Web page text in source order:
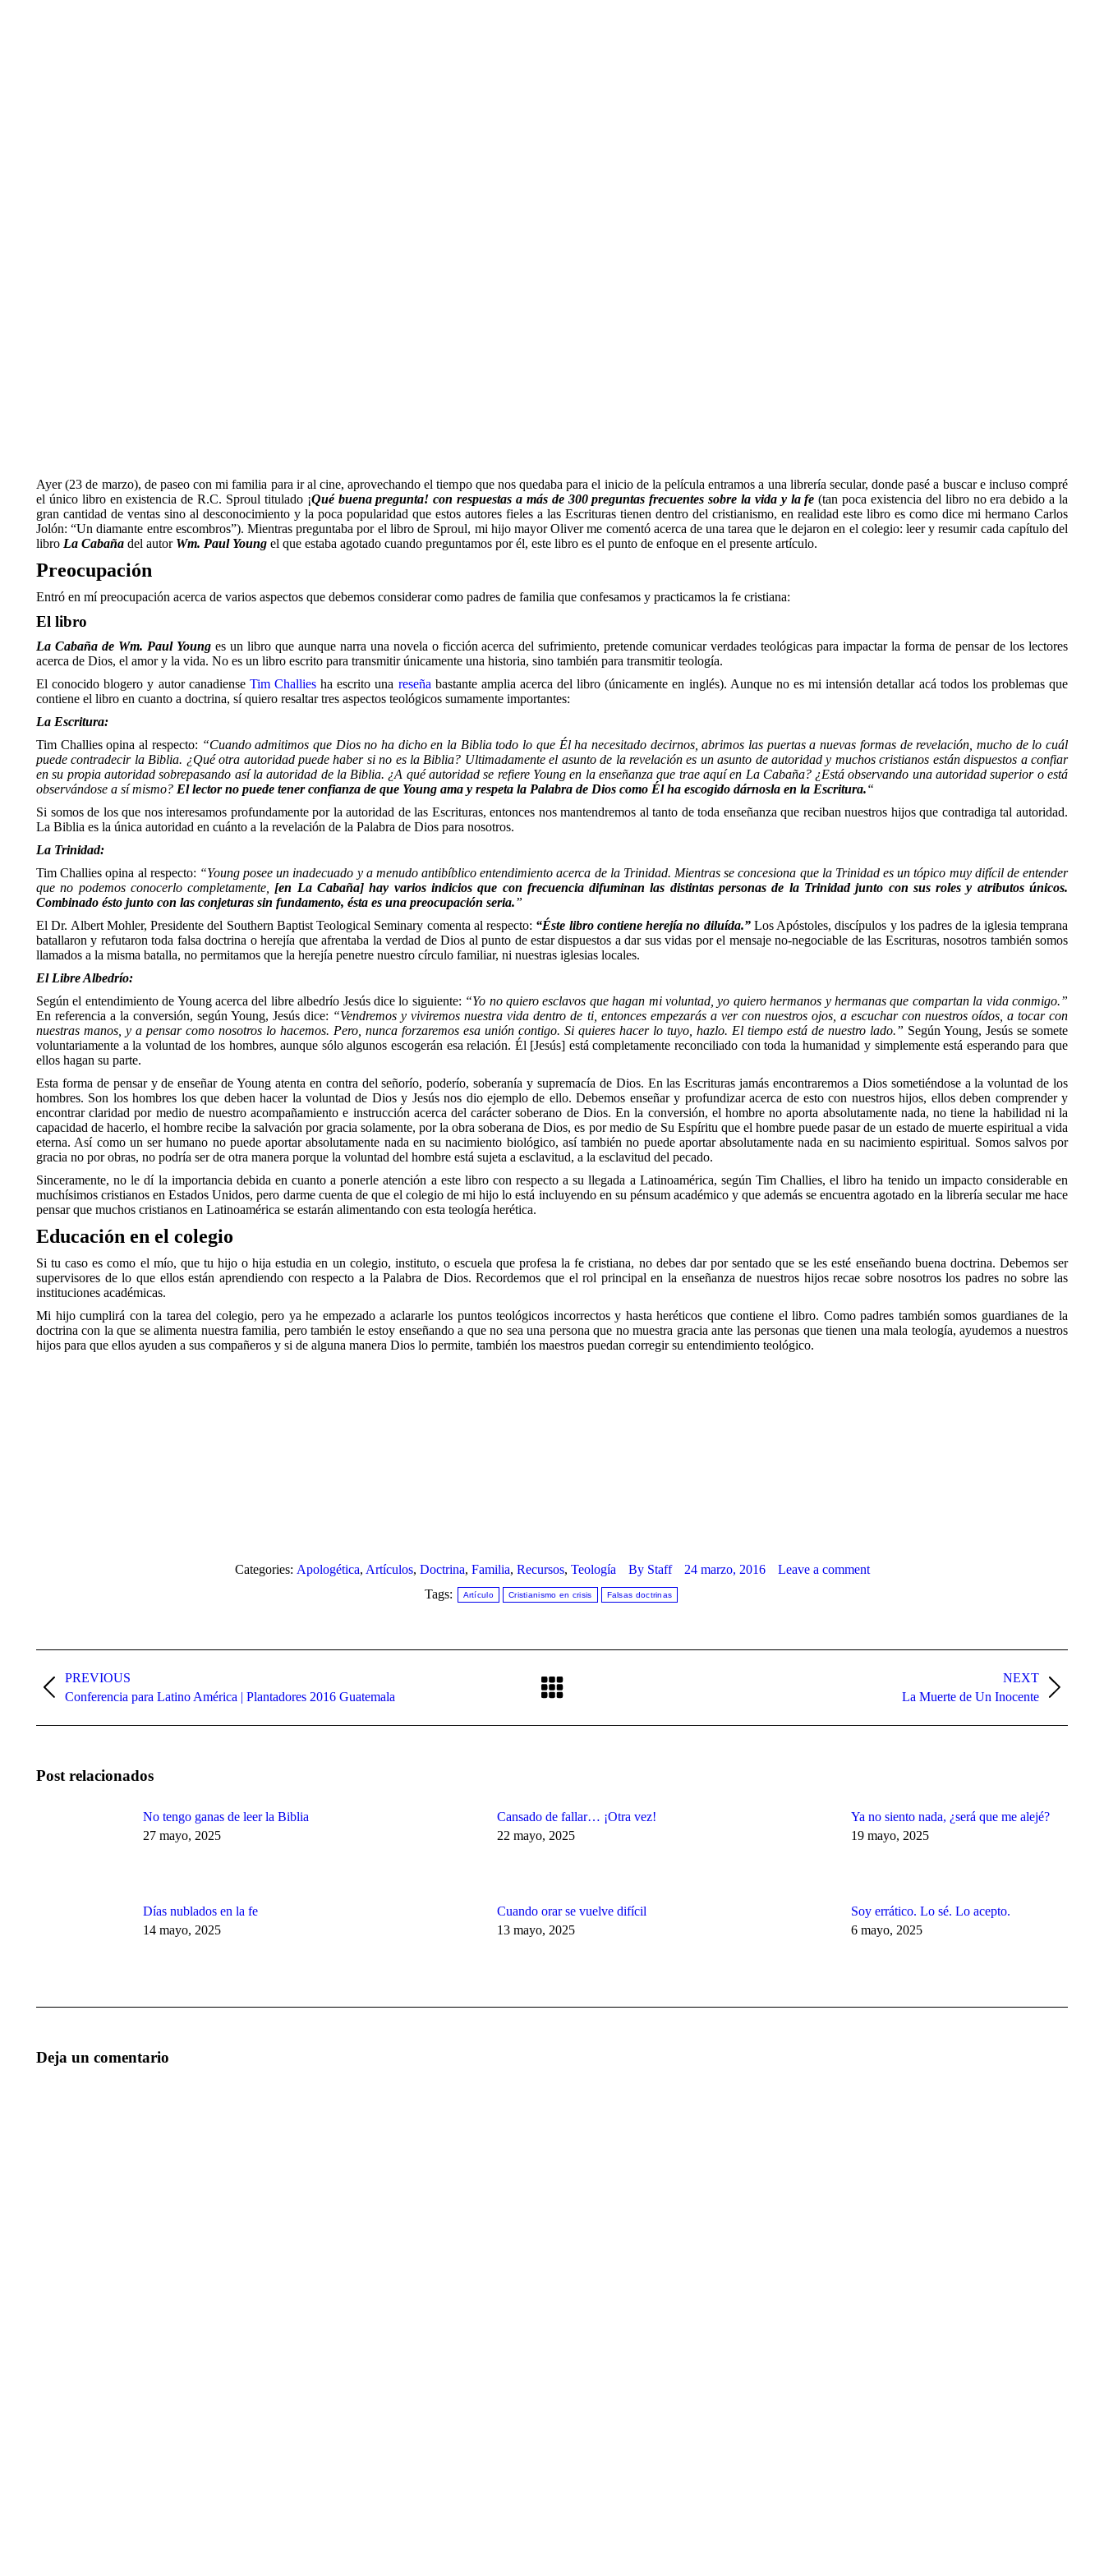
Ayer (23 de marzo), de paseo con mi familia para ir al cine, aprovechando el tiempo que nos quedaba para el inicio de la película entramos a una librería secular, donde pasé a buscar e incluso compré
el único libro en existencia de R.C. Sproul titulado ¡Qué buena pregunta! con respuestas a más de 300preguntas frecuentes sobre la vida y la fe (tan poca existencia del libro no era debido a la
gran cantidad de ventas sino al desconocimiento y la poca popularidad que estos autores fieles a las Escrituras tienen dentro del cristianismo, en realidad este libro es como dice mi hermano Carlos
Jolón: “Un diamante entre escombros”). Mientras preguntaba por el libro de Sproul, mi hijo mayor Oliver me comentó acerca de una tarea que le dejaron en el colegio: leer y resumir cada capítulo del
libro La Cabaña del autorWm. Paul Young el que estaba agotado cuando preguntamos por él, este libro es el punto de enfoque en el presente artículo.
Preocupación
Entró en mí preocupación acerca de varios aspectos que debemos considerar como padres de familia que confesamos y practicamos la fe cristiana:
El libro
La Cabaña de Wm. Paul Younges un libro que aunque narra una novela o ficción acerca del sufrimiento, pretende comunicar verdades teológicas para impactar la forma de pensar de los lectores
acerca de Dios, el amor y la vida. No es un libro escrito para transmitir únicamente una historia, sino también para transmitir teología.
El conocido blogero y autor canadiense Tim Challiesha escrito una reseña bastante amplia acerca del libro (únicamente en inglés). Aunque no es mi intensión detallar acá todos los problemas que
contiene el libro en cuanto a doctrina, sí quiero resaltar tres aspectos teológicos sumamente importantes:
La Escritura:
Tim Challies opina al respecto: “Cuando admitimos que Dios no ha dicho en la Biblia todo lo que Él ha necesitado decirnos, abrimos las puertas a nuevas formas de revelación, mucho de lo cuál
puede contradecir la Biblia. ¿Qué otra autoridad puede haber si no es la Biblia? Ultimadamente el asunto de la revelación es un asunto de autoridad y muchos cristianos están dispuestos a confiar
en su propia autoridad sobrepasando así la autoridad de la Biblia. ¿A qué autoridad se refiere Young en la enseñanza que trae aquí en La Cabaña? ¿Está observando una autoridad superior o está
observándose a sí mismo? El lector no puede tener confianza de que Young ama y respeta la Palabra de Dios como Él ha escogido dárnosla en la Escritura.“
Si somos de los que nos interesamos profundamente por la autoridad de las Escrituras, entonces nos mantendremos al tanto de toda enseñanza que reciban nuestros hijos que contradiga tal autoridad.
La Biblia es la única autoridad en cuánto a la revelación de la Palabra de Dios para nosotros.
La Trinidad:
Tim Challies opina al respecto: “Young posee un inadecuado y a menudo antibíblico entendimiento acerca de la Trinidad. Mientras se concesiona que la Trinidad es un tópico muy difícil de entender
que no podemos conocerlo completamente, [en La Cabaña] hay varios indicios que con frecuencia difuminan las distintas personas de la Trinidad junto con sus roles y atributos únicos.
Combinado ésto junto con las conjeturas sin fundamento, ésta es una preocupación seria.”
El Dr. Albert Mohler, Presidente del Southern Baptist Teological Seminary comenta al respecto: “Éste libro contiene herejía no diluída.”Los Apóstoles, discípulos y los padres de la iglesia temprana
batallaron y refutaron toda falsa doctrina o herejía que afrentaba la verdad de Dios al punto de estar dispuestos a dar sus vidas por el mensaje no-negociable de las Escrituras, nosotros también somos
llamados a la misma batalla, no permitamos que la herejía penetre nuestro círculo familiar, ni nuestras iglesias locales.
El Libre Albedrío:
Según el entendimiento de Young acerca del libre albedrío Jesús dice lo siguiente: “Yo no quiero esclavos que hagan mi voluntad, yo quiero hermanos y hermanas que compartan la vida conmigo.”
En referencia a la conversión, según Young, Jesús dice: “Vendremos y viviremos nuestra vida dentro de ti, entonces empezarás a ver con nuestros ojos, a escuchar con nuestros oídos, a tocar con
nuestras manos, y a pensar como nosotros lo hacemos. Pero, nunca forzaremos esa unión contigo. Si quieres hacer lo tuyo, hazlo. El tiempo está de nuestro lado.” Según Young, Jesús se somete
voluntariamente a la voluntad de los hombres, aunque sólo algunos escogerán esa relación. Él [Jesús] está completamente reconciliado con toda la humanidad y simplemente está esperando para que
ellos hagan su parte.
Esta forma de pensar y de enseñar de Young atenta en contra del señorío, poderío, soberanía y supremacía de Dios. En las Escrituras jamás encontraremos a Dios sometiéndose a la voluntad de los
hombres. Son los hombres los que deben hacer la voluntad de Dios y Jesús nos dio ejemplo de ello. Debemos enseñar y profundizar acerca de esto con nuestros hijos, ellos deben comprender y
encontrar claridad por medio de nuestro acompañamiento e instrucción acerca del carácter soberano de Dios. En la conversión, el hombre no aporta absolutamente nada, no tiene la habilidad ni la
capacidad de hacerlo, el hombre recibe la salvación por gracia solamente, por la obra soberana de Dios, es por medio de Su Espíritu que el hombre puede pasar de un estado de muerte espiritual a vida
eterna. Así como un ser humano no puede aportar absolutamente nada en su nacimiento biológico, así también no puede aportar absolutamente nada en su nacimiento espiritual. Somos salvos por
gracia no por obras, no podría ser de otra manera porque la voluntad del hombre está sujeta a esclavitud, a la esclavitud del pecado.
Sinceramente, no le dí la importancia debida en cuanto a ponerle atención a este libro con respecto a su llegada a Latinoamérica, según Tim Challies, el libro ha tenido un impacto considerable en
muchísimos cristianos en Estados Unidos, pero darme cuenta de que el colegio de mi hijo lo está incluyendo en su pénsum académico y que además se encuentra agotado en la librería secular me hace
pensar que muchos cristianos en Latinoamérica se estarán alimentando con esta teología herética.
Educación en el colegio
Si tu caso es como el mío, que tu hijo o hija estudia en un colegio, instituto, o escuela que profesa la fe cristiana, no debes dar por sentado que se les esté enseñando buena doctrina. Debemos ser
supervisores de lo que ellos están aprendiendo con respecto a la Palabra de Dios. Recordemos que el rol principal en la enseñanza de nuestros hijos recae sobre nosotros los padres no sobre las
instituciones académicas.
Mi hijo cumplirá con la tarea del colegio, pero ya he empezado a aclararle los puntos teológicos incorrectos y hasta heréticos que contiene el libro. Como padres también somos guardianes de la
doctrina con la que se alimenta nuestra familia, pero también le estoy enseñando a que no sea una persona que no muestra gracia ante las personas que tienen una mala teología, ayudemos a nuestros
hijos para que ellos ayuden a sus compañeros y si de alguna manera Dios lo permite, también los maestros puedan corregir su entendimiento teológico.
Categories: Apologética, Artículos, Doctrina, Familia, Recursos, Teología By Staff 24 marzo, 2016
Leave a comment
Tags:
Artículo Cristianismo en crisis Falsas doctrinas
navigation
PREVIOUS
Previous
Conferencia para Latino América | Plantadores 2016 Guatemala
NEXT
La Muerte de Un Inocente
Post relacionados
No tengo ganas de leer la Biblia
27 mayo, 2025
Cansado de fallar… ¡Otra vez!
22 mayo, 2025
Ya no siento nada, ¿será que me alejé?
19 mayo, 2025
Días nublados en la fe
14 mayo, 2025
Cuando orar se vuelve difícil
13 mayo, 2025
Soy errático. Lo sé. Lo acepto.
6 mayo, 2025
Deja un comentario